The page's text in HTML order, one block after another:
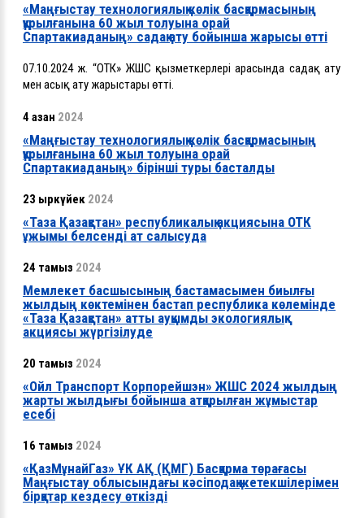
«Маңғыстау технологиялық көлік басқармасының
құрылғанына 60 жыл толуына орай
Спартакиаданың» садақ ату бойынша жарысы өтті
07.10.2024 ж. “ОТК» ЖШС қызметкерлері арасында садақ ату
мен асық ату жарыстары өтті.
4 қазан 2024
«Маңғыстау технологиялық көлік басқармасының
құрылғанына 60 жыл толуына орай
Спартакиаданың» бірінші туры басталды
23 қыркүйек 2024
«Таза Қазақстан» республикалық акциясына ОТК
ұжымы белсенді ат салысуда
24 тамыз 2024
Мемлекет басшысының бастамасымен биылғы
жылдың көктемінен бастап республика көлемінде
«Таза Қазақстан» атты ауқымды экологиялық
акциясы жүргізілуде
20 тамыз 2024
«Ойл Транспорт Корпорейшэн» ЖШС 2024 жылдың
жарты жылдығы бойынша атқарылған жұмыстар
есебі
16 тамыз 2024
«ҚазМұнайГаз» ҰК АҚ (ҚМГ) Басқарма төрағасы
Маңғыстау облысындағы кәсіподақ жетекшілерімен
бірқатар кездесу өткізді